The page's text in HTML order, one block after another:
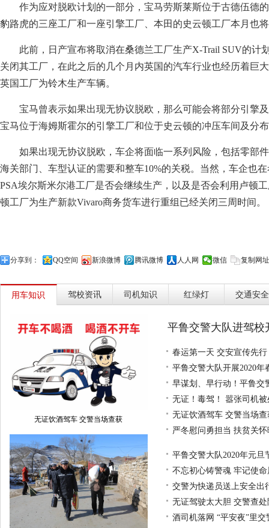
作为应对脱欧计划的一部分，宝马劳斯莱斯位于古德伍德
豹路虎的三座工厂和一座引擎工厂、本田的史云顿工厂本月也
此前，日产宣布将取消在桑德兰工厂生产X-Trail SUV的计
关闭其工厂，在此之后的几个月内英国的汽车行业也经历着巨
英国工厂为铃木生产车辆。
宝马曾表示如果出现无协议脱欧，那么可能会将部分引擎
宝马位于海姆斯霍尔的引擎工厂和位于史云顿的冲压车间及分
如果出现无协议脱欧，车企将面临一系列风险，包括零部
海关部门、车型认证的需要和整车10%的关税。当然，车企也
PSA埃尔斯米尔港工厂是否会继续生产，以及是否会利用卢顿
顿工厂为生产新款Vivaro商务货车进行重组已经关闭三周时间。
分享到： QQ空间 新浪微博 腾讯微博 人人网 微信 复制网址
用车知识 驾校资讯 司机知识 红绿灯 交通安全
无证饮酒驾车 交警当场查获
平鲁交警大队进驾
春运第一天 交安宣传先行
平鲁交警大队开展2020年
早谋划、早行动！平鲁交
无证！毒驾！ 嚣张司机被
无证饮酒驾车 交警当场查
严冬慰问勇担当 扶贫关
平鲁交警大队2020年元旦
不忘初心铸警魂 牢记使
交警为快递员送上安全出
无证驾驶太大胆 交警查
酒司机落网 “平安夜”里交